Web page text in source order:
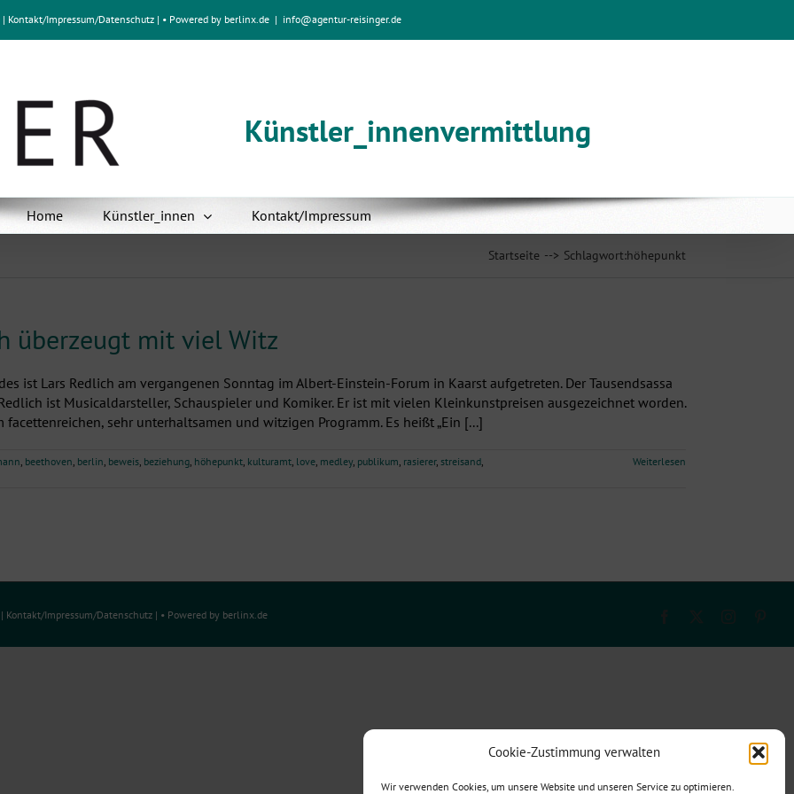
Cookie-Zustimmung verwalten
Wir verwenden Cookies, um unsere Website und unseren Service zu optimieren.
| Kontakt/Impressum/Datenschutz | • Powered by berlinx.de | info@agentur-reisinger.de
Künstler_innenvermittlung
Home Künstler_innen Kontakt/Impressum
Startseite Schlagwort:höhepunkt
überzeugt mit viel Witz
ist Lars Redlich am vergangenen Sonntag im Albert-Einstein-Forum in Kaarst aufgetreten. Der Tausendsassa
ist Musicaldarsteller, Schauspieler und Komiker. Er ist mit vielen Kleinkunstpreisen ausgezeichnet worden.
sehr unterhaltsamen und witzigen Programm. Es heißt „Ein [...]
beethoven berlin beweis beziehung höhepunkt kulturamt love medley, publikum rasierer, streisand Weiterlesen
| Kontakt/Impressum/Datenschutz | • Powered by berlinx.de